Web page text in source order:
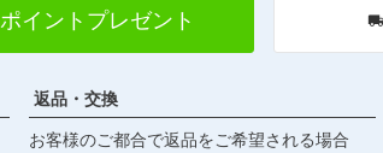
ポイントプレゼント
返品・交換
お客様のご都合で返品をご希望される場合